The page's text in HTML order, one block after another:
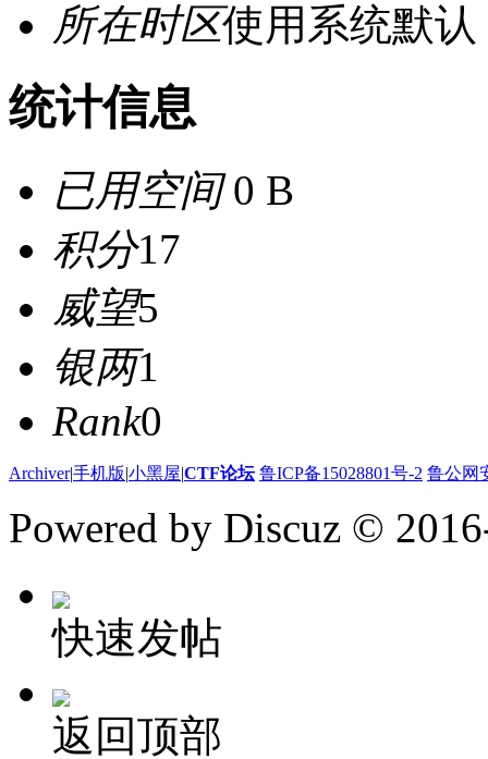
所在时区使用系统默认
统计信息
已用空间0 B
积分17
威望5
银两1
Rank0
Archiver|手机版|小黑屋|CTF论坛 鲁ICP备15028801号-2 鲁公网
Powered by Discuz ©
快速发帖
返回顶部